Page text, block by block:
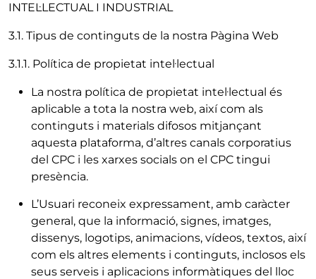
INTEL·LECTUAL I INDUSTRIAL
3.1. Tipus de continguts de la nostra Pàgina Web
3.1.1. Política de propietat intel·lectual
La nostra política de propietat intel·lectual és
aplicable a tota la nostra web, així com als
continguts i materials difosos mitjançant
aquesta plataforma, d’altres canals corporatius
del CPC i les xarxes socials on el CPC tingui
presència.
L’Usuari reconeix expressament, amb caràcter
general, que la informació, signes, imatges,
dissenys, logotips, animacions, vídeos, textos, així
com els altres elements i continguts, inclosos els
seus serveis i aplicacions informàtiques del lloc